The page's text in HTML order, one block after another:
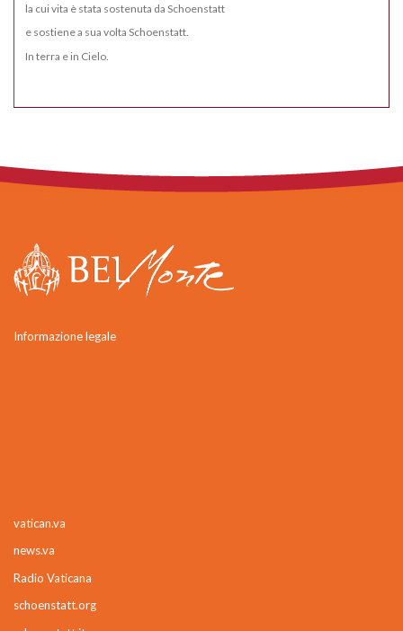
la cui vita è stata sostenuta da Schoenstatt
e sostiene a sua volta Schoenstatt.
In terra e in Cielo.
Informazione legale
vatican.va
news.va
Radio Vaticana
schoenstatt.org